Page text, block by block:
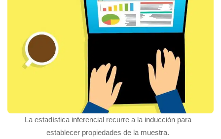
La estadística inferencial recurre a la inducción para
establecer propiedades de la muestra.